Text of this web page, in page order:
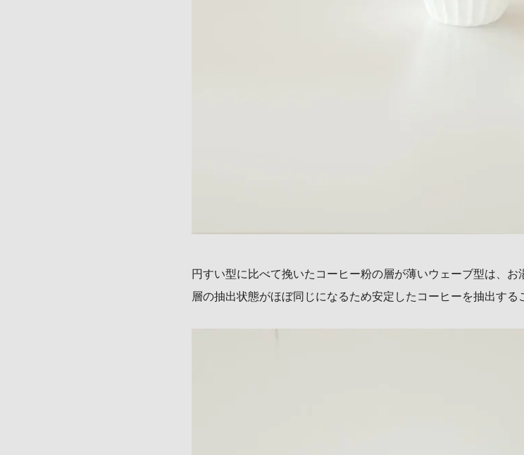
円すい型に比べて挽いたコーヒー粉の層が薄いウェーブ型は、
層の抽出状態がほぼ同じになるため安定したコーヒーを抽出する